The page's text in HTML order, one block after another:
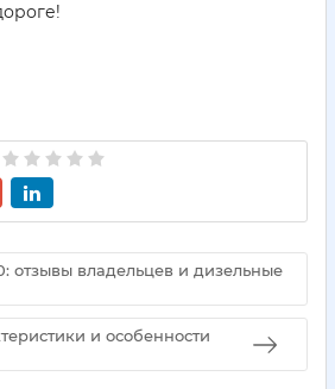
отзывы владельцев и дизельные
и особенности